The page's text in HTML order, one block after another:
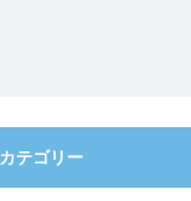
カテゴリー